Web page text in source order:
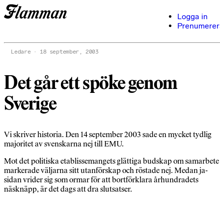
Logga in
Ledare 18 september, 2003
Det går ett spöke genom
Sverige
Vi skriver historia. Den 14 september 2003 sade en mycket tydlig
majoritet av svenskarna nej till EMU.
Mot det politiska etablissemangets glättiga budskap om samarbete
markerade väljarna sitt utanförskap och röstade nej. Medan ja-
sidan vrider sig som ormar för att bortförklara århundradets
näsknäpp, är det dags att dra slutsatser.